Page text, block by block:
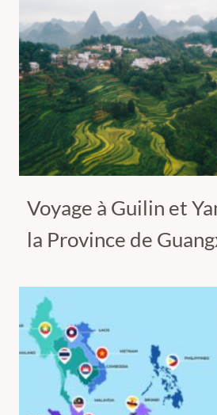
Voyage à Guilin et
la Province de